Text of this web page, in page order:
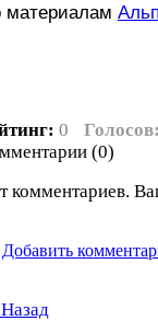
материалам
0
(0)
комментариев.
Добавить